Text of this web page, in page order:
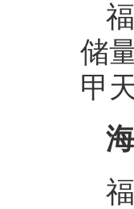
储
甲